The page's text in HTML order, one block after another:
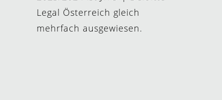
Legal Österreich gleich
mehrfach ausgewiesen.